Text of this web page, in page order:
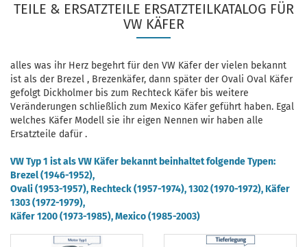
TEILE & ERSATZTEILE ERSATZTEILKATALOG FÜR
VW KÄFER
alles was ihr Herz begehrt für den VW Käfer der vielen bekannt
ist als der Brezel , Brezenkäfer, dann später der Ovali Oval Käfer
gefolgt Dickholmer bis zum Rechteck Käfer bis weitere
Veränderungen schließlich zum Mexico Käfer geführt haben. Egal
welches Käfer Modell sie ihr eigen Nennen wir haben alle
Ersatzteile dafür .
VW Typ 1 ist als VW Käfer bekannt beinhaltet folgende Typen:
Brezel (1946-1952),
Ovali (1953-1957), Rechteck (1957-1974), 1302 (1970-1972), Käfer
1303 (1972-1979),
Käfer 1200 (1973-1985), Mexico (1985-2003)